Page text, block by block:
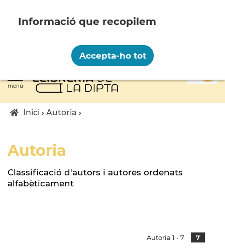
contingut
menú
Fil
Inici Autoria
Autoria
Classificació d'autors i autores ordenats
alfabèticament
Autoria 1 - 7 7
personal amb les següents finalitats:
Funcionalitat, Analítica.
Més informació
Canviar preferències
Accepta-ho tot